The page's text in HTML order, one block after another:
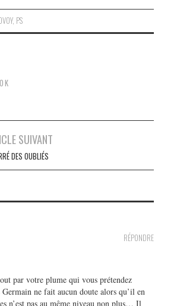
, PS
SUIVANT
DES OUBLIÉS
RÉPONDRE
par votre plume qui vous prétendez
ne fait aucun doute alors qu’il en
n’est pas au même niveau non plus… Il